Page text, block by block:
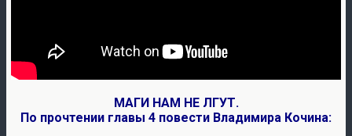
МАГИ НАМ НЕ ЛГУТ.
По прочтении главы 4 повести Владимира Кочина: